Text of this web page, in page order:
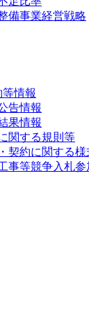
備事業経営戦略
等情報
告情報
果情報
関する規則等
契約に関する様
事等競争入札